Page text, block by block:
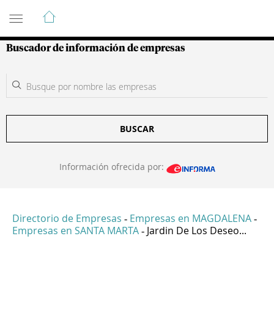
Guía de Empresas Colombianas
Buscador de información de empresas
BUSCAR
Información ofrecida por:
Directorio de Empresas - Empresas en MAGDALENA -
Empresas en SANTA MARTA - Jardin De Los Deseo...